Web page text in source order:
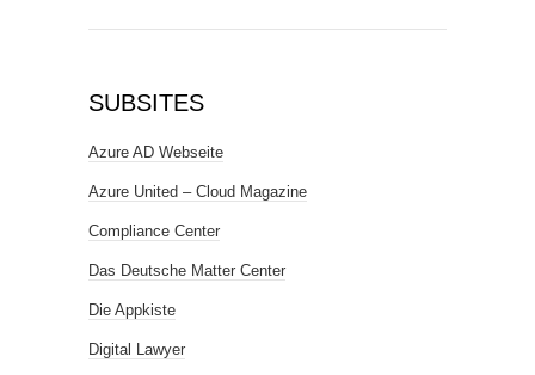
SUBSITES
Azure AD Webseite
Azure United – Cloud Magazine
Compliance Center
Das Deutsche Matter Center
Die Appkiste
Digital Lawyer